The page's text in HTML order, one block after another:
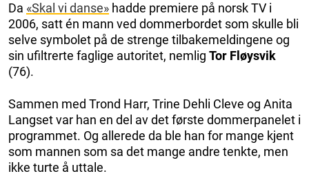
Da «Skal vi danse» hadde premiere på norsk TV i
2006, satt én mann ved dommerbordet som skulle bli
selve symbolet på de strenge tilbakemeldingene og
sin ufiltrerte faglige autoritet, nemlig Tor Fløysvik
(76).
Sammen med Trond Harr, Trine Dehli Cleve og Anita
Langset var han en del av det første dommerpanelet i
programmet. Og allerede da ble han for mange kjent
som mannen som sa det mange andre tenkte, men
ikke turte å uttale.